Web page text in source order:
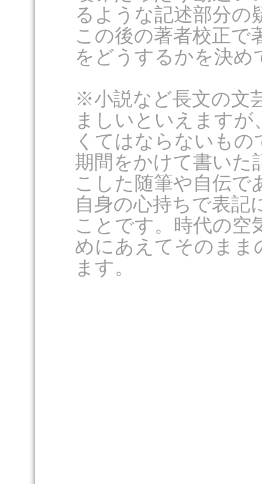
るような記述部分の
この後の著者校正で
をどうするかを決め
※小説など長文の文
ましいといえます
くてはならないも
期間をかけて書いた
こした随筆や自伝で
自身の心持ちで表記
ことです。時代の空
めにあえてそのまま
ます。